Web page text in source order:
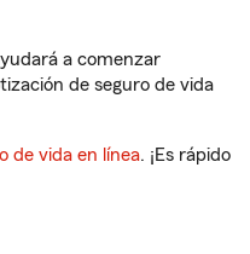
a comenzar
de seguro de vida
de vida en línea. ¡Es rápido